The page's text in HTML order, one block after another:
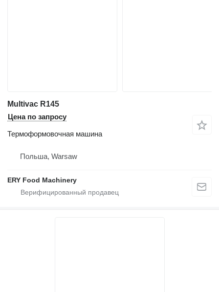
Multivac R145
Цена по запросу
Термоформовочная машина
Польша, Warsaw
ERY Food Machinery